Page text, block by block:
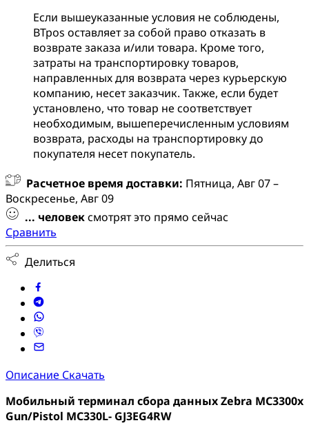
Если вышеуказанные условия не соблюдены,
BTpos оставляет за собой право отказать в
возврате заказа и/или товара. Кроме того,
затраты на транспортировку товаров,
направленных для возврата через курьерскую
компанию, несет заказчик. Также, если будет
установлено, что товар не соответствует
необходимым, вышеперечисленным условиям
возврата, расходы на транспортировку до
покупателя несет покупатель.
Расчетное время доставки: Пятница, Авг 07 –
Воскресенье, Авг 09
... человексмотрят это прямо сейчас
Сравнить
Делиться
Описание Скачать
Мобильный терминал сбора данных Zebra MC3300x
Gun/Pistol MC330L- GJ3EG4RW